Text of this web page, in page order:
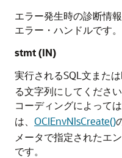
エラー発生時の診断情
エラー・ハンドルです。
stmt(IN)
実行されるSQL文または
る文字列にしてくださ
コーディングによっては
は、 OCIEnvNlsCreate()
メータで指定されたエ
です。